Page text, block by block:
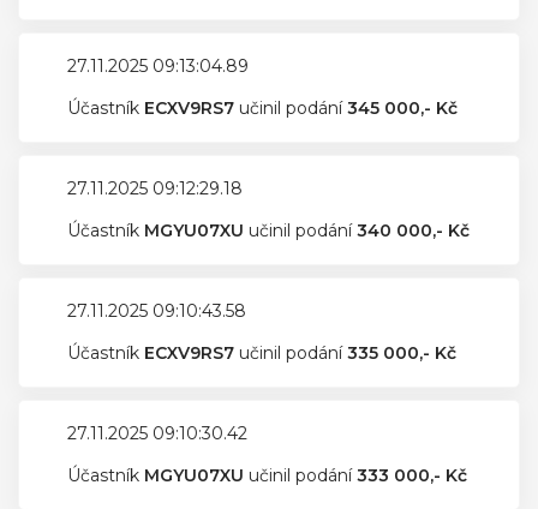
27.11.2025 09:13:04.89
Účastník ECXV9RS7 učinil podání345 000,- Kč
27.11.2025 09:12:29.18
Účastník MGYU07XU učinil podání340 000,- Kč
27.11.2025 09:10:43.58
Účastník ECXV9RS7 učinil podání335 000,- Kč
27.11.2025 09:10:30.42
Účastník MGYU07XU učinil podání333 000,- Kč